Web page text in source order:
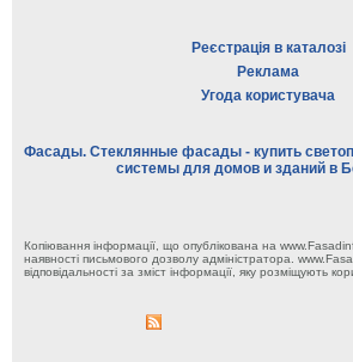
Реєстрація в каталозі
Реклама
Угода користувача
Фасады. Стеклянные фасады - купить
системы для домов и зданий в
Копіювання інформації, що опублікована на
наявності письмового дозволу адміністратора.
відповідальності за зміст інформації, яку розміщують